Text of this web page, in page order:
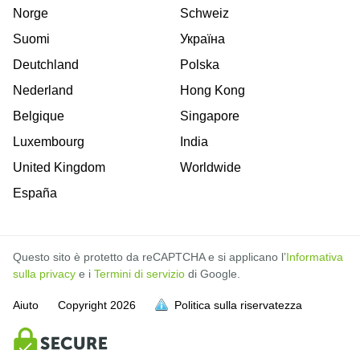
Norge
Suomi
Deutchland
Nederland
Belgique
Luxembourg
United Kingdom
España
Schweiz
Україна
Polska
Hong Kong
Singapore
India
Worldwide
Questo sito è protetto da reCAPTCHA e si applicano l’Informativa
sulla privacy e i Termini di servizio di Google.
Aiuto Copyright 2026 Politica sulla riservatezza